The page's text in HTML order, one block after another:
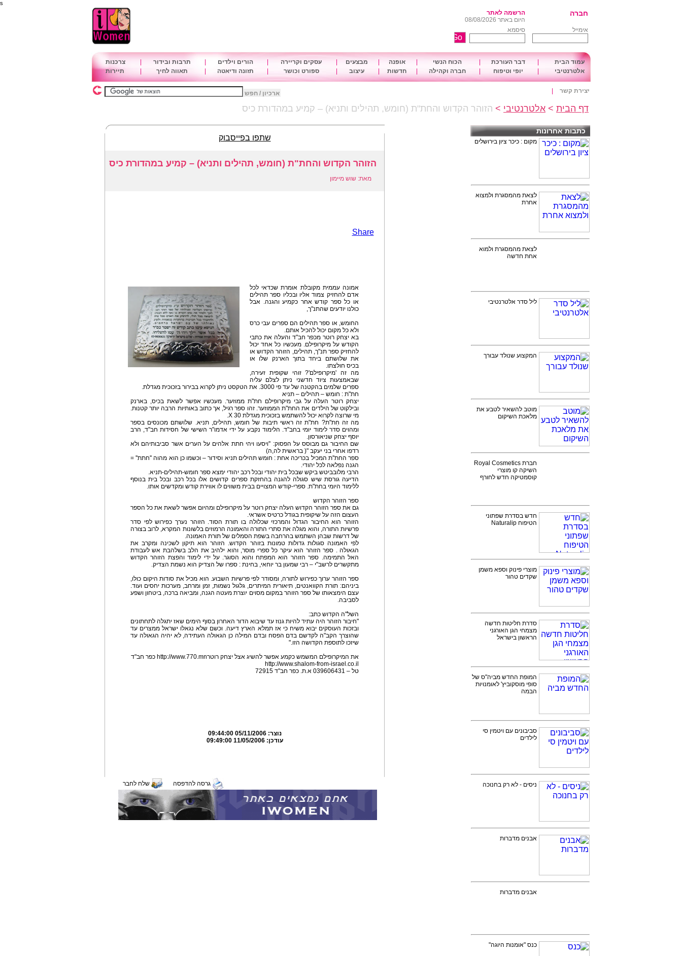
s
חברה
הרשמה לאתר
היום באתר 08/08/2026
אימייל
סיסמא
עמוד הבית דבר העורכת הכוח הנשי אופנה מבצעים עסקים וקריירה הורים וילדים תרבות ובידור
צרכנות
אלטרנטיבי
יופי וטיפוח חברה וקהילה חדשות עיצוב ספורט וכושר תזונה ודיאטה תאווה לחיך תיירות
יצירת קשר ארכיון / חפש
דף הבית > אלטרנטיבי > הזוהר הקדוש והחת"ת (חומש, תהילים ותניא) – קמיע במהדורת כיס
כתבות אחרונות
מקום : כיכר ציון בירושלים
לצאת מהמסגרת ולמצוא
אחרת
לצאת מהמסגרת ולמוא
אחת חדשה
ליל סדר אלטרנטיבי
המקצוע שנולד עבורך
מוטב להשאיר לטבע את
מלאכת השיקום
חברת Royal Cosmetics
השיקה קו מוצרי
קוסמטיקה חדש לחורף
חדש בסדרת שפתוני
הטיפוח Naturalip
מוצרי פינוק וספא משמן
שקדים טהור
סדרת חליטות חדשה
מצמחי הגן האורגני
הראשון בישראל
המופת החדש מביה"ס של
סופי מוסקוביץ' לאומנויות
הבמה
סביבונים עם ויטמין סי
לילדים
ניסים - לא רק בחנוכה
אבנים מדברות
אבנים מדברות
כנס "אומנות היוגה"
שתפו בפייסבוק
הזוהר הקדוש והחת"ת (חומש, תהילים ותניא) – קמיע במהדורת כיס
מאת: שוש מיימון
Share
אמונה עממית מקובלת אומרת שכדאי לכל
אדם להחזיק צמוד אליו ובכליו ספר תהילים
או כל ספר קודש אחר כקמיע והגנה. אבל
כולנו יודעים שהתנ"ך,
החומש, או ספר תהילים הם ספרים עבי כרס
ולא כל מקום יכול להכיל אותם.
בא יצחק רוטר מכפר חב"ד והעלה את כתבי
הקודש על מיקרופילם. מעכשיו כל אחד יכול
להחזיק ספר תנ"ך, תהילים, הזוהר הקדוש או
את שלושתם ביחד בתוך הארנק שלו או
בכיס חולצתו.
מה זה 'מיקרופילם'? זוהי שקופית זעירה,
שבאמצעות ציוד חדשני ניתן לצלם עליה
ספרים שלמים בהקטנה של עד פי 3000. את הטקסט ניתן לקרוא בבירור בזכוכית מגדלת.
חת"ת : חומש – תהילים – תניא
יצחק רוטר העלה על גבי מיקרופילם חת"ת ממוזער. מעכשיו אפשר לשאת בכיס, בארנק
ובילקוט של הילדים את החת"ת הממוזער. זהו ספר רגיל, אך כתוב באותיות הרבה יותר קטנות.
מי שרוצה לקרוא יכול להשתמש בזכוכית מגדלת 30 X.
מה זה חִת"ת? חת"ת זה ראשי תיבות של חומש, תהילים, תניא. שלושתם מכונסים בספר
ומהוים סדר לימוד יומי בחב"ד. הלימוד נקבע על ידי אדמו"ר השישי של חסידות חב"ד, הרב
יוסף יצחק שניאורסון.
שם החיבור גם מבוסס על הפסוק: ''ויסעו ויהי חתת אלהים על הערים אשר סביבותיהם ולא
רדפו אחרי בני יעקב "( בראשית לה,ה)
ספר החת''ת המכיל בכריכה אחת : חומש תהילים תניא וסידור – וכשמו כן הוא מהוה ''חתת'' =
הגנה נפלאה לכל יהודי.
הרבי מלובביטש ביקש שבכל בית יהודי ובכל רכב יהודי ימצא ספר חומש-תהילים-תניא.
הדיעה גורסת שיש סגולה להגנה בהחזקת ספרים קדושים אלו בכל רכב ובכל בית בנוסף
ללימוד היומי בחת"ת. ספרי-קודש המצויים בבית משווים לו אווירת קודש ומקדשים אותו.
ספר הזוהר הקדוש
גם את ספר הזוהר הקדוש העלה יצחק רוטר על מיקרופילם ומהיום אפשר לשאת את כל הספר
העצום הזה על שיקופית בגודל כרטיס אשראי.
הזוהר הוא החיבור הגדול והמרכזי שכלולה בו תורת הסוד. הזוהר נערך כפירוש לפי סדר
פרשיות התורה, והוא מגלה את סתרי התורה והאמונה הרמוזים בלשונות המקרא, לרוב בצורה
של דרשות שבהן השתמש בהרחבה בשפת הסמלים של תורת האמונה.
לפי האמונה סגולות גדולות טמונות בזוהר הקדוש. הזוהר הוא תיקון לשכינה ומקרב את
הגאולה . ספר הזוהר הוא עיקר כל ספרי מוסר, והוא ילהיב את הלב בשלהבת אש לעבודת
האל התמימה. ספר הזוהר הוא המפתח והוא הסוגר. על ידי לימוד והפצת הזוהר הקדוש
מתקשרים לרשב"י – רבי שמעון בר יוחאי, בחינת : ספרו של הצדיק הוא נשמת הצדיק.
ספר הזוהר ערוך כפירוש לתורה, ומסודר לפי פרשיות השבוע. הוא מכיל את סודות היקום כולו,
ביניהם: תורת הקוואנטים, תיאורית המיתרים, גלגול נשמות, זמן ומרחב, מערכות יחסים ועוד.
עצם הימצאותו של ספר הזוהר במקום מסוים יוצרת מעטה הגנה, ומביאה ברכה, ביטחון ושפע
לסביבה.
השל"ה הקדוש כתב:
"חיבור הזוהר היה עתיד להיות גנוז עד שיבוא הדור האחרון בסוף הימים שאז יתגלה לתחתונים
ובזכות העוסקים יבוא משיח כי אז תמלא הארץ דיעה. וכשם שלא נגאלו ישראל ממצרים עד
שהוצרך הקב"ה לקדשם בדם הפסח ובדם המילה כן הגאולה העתידה, לא יהיה הגאולה עד
שיזכו לתוספת הקדושה הזו."
את המיקרופילם המשמש כקמע אפשר להשיג אצל יצחק רוטרhttp://www.770.mn כפר חב"ד
http://www.shalom-from-israel.co.il
טל – 039606431 א.ת. כפר חב"ד 72915
נוצר:05/11/2006 09:44:00
עודכן:11/05/2006 09:49:00
גרסה להדפסה שלח לחבר